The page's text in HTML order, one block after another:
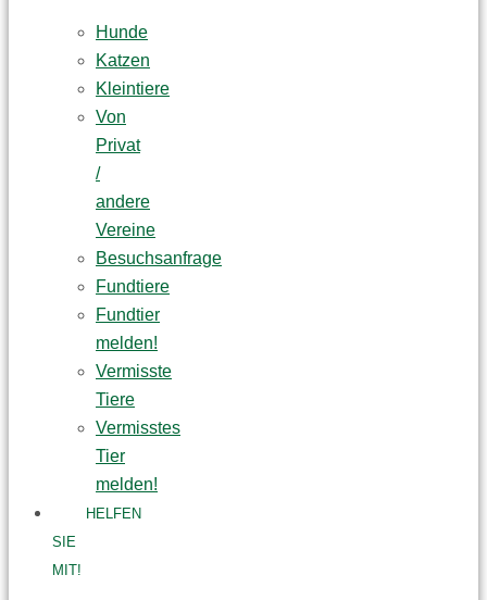
Hunde
Katzen
Kleintiere
Von
Privat
/
andere
Vereine
Besuchsanfrage
Fundtiere
Fundtier
melden!
Vermisste
Tiere
Vermisstes
Tier
melden!
HELFEN
SIE
MIT!